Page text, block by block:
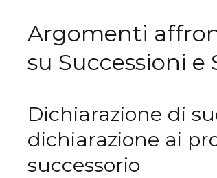
Argomenti
su Successioni
Dichiarazione di
dichiarazione ai
successorio